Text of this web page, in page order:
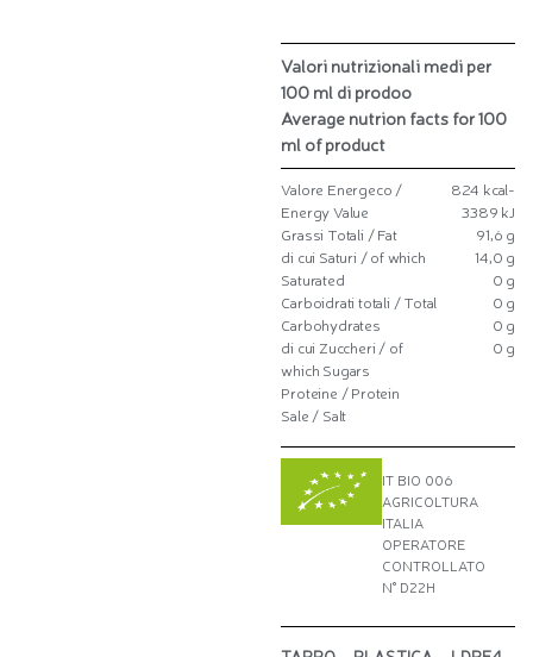
Valori nutrizionali medi per
100 ml di prodoo
Average nutrion facts for 100
ml of product
Valore Energeco /
Energy Value
Grassi Totali / Fat
di cui Saturi / of which
Saturated
Carboidrati totali / Total
Carbohydrates
di cui Zuccheri / of
which Sugars
Proteine / Protein
Sale / Salt
824 kcal-
3389 kJ
91,6 g
14,0 g
0 g
0 g
0 g
0 g
IT BIO 006
AGRICOLTURA
ITALIA
OPERATORE
CONTROLLATO
N° D22H